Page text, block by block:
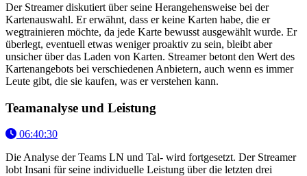
Der Streamer diskutiert über seine Herangehensweise bei der
Kartenauswahl. Er erwähnt, dass er keine Karten habe, die er
wegtrainieren möchte, da jede Karte bewusst ausgewählt wurde. Er
überlegt, eventuell etwas weniger proaktiv zu sein, bleibt aber
unsicher über das Laden von Karten. Streamer betont den Wert des
Kartenangebots bei verschiedenen Anbietern, auch wenn es immer
Leute gibt, die sie kaufen, was er verstehen kann.
Teamanalyse und Leistung
06:40:30
Die Analyse der Teams LN und Tal- wird fortgesetzt. Der Streamer
lobt Insani für seine individuelle Leistung über die letzten drei